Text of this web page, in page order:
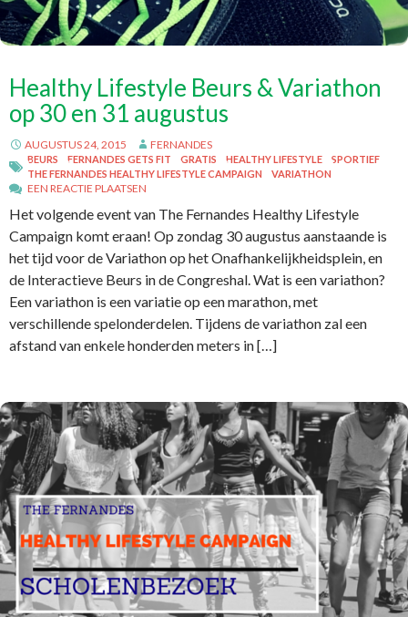
Healthy Lifestyle Beurs & Variathon
op 30 en 31 augustus
AUGUSTUS 24, 2015 FERNANDES
BEURS FERNANDES GETS FIT GRATIS HEALTHY LIFESTYLE
SPORTIEF
THE FERNANDES HEALTHY LIFESTYLE CAMPAIGN
VARIATHON
EEN REACTIE PLAATSEN
Het volgende event van The Fernandes Healthy Lifestyle
Campaign komt eraan! Op zondag 30 augustus aanstaande is
het tijd voor de Variathon op het Onafhankelijkheidsplein, en
de Interactieve Beurs in de Congreshal. Wat is een variathon?
Een variathon is een variatie op een marathon, met
verschillende spelonderdelen. Tijdens de variathon zal een
afstand van enkele honderden meters in […]